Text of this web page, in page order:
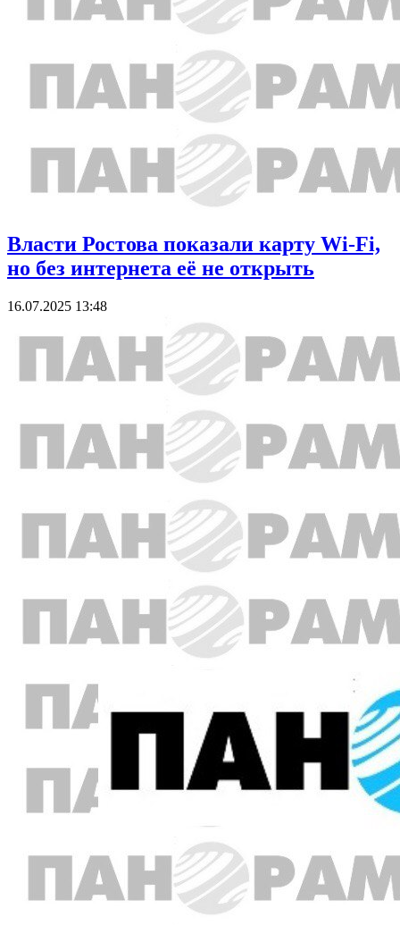
Власти Ростова показали карту Wi-Fi,
но без интернета её не открыть
16.07.2025 13:48